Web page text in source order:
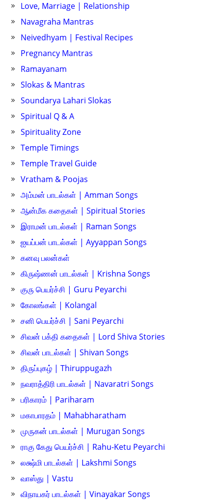
Love, Marriage | Relationship
Navagraha Mantras
Neivedhyam | Festival Recipes
Pregnancy Mantras
Ramayanam
Slokas & Mantras
Soundarya Lahari Slokas
Spiritual Q & A
Spirituality Zone
Temple Timings
Temple Travel Guide
Vratham & Poojas
அம்மன் பாடல்கள் | Amman Songs
ஆன்மீக கதைகள் | Spiritual Stories
இராமன் பாடல்கள் | Raman Songs
ஐயப்பன் பாடல்கள் | Ayyappan Songs
கனவு பலன்கள்
கிருஷ்ணன் பாடல்கள் | Krishna Songs
குரு பெயர்ச்சி | Guru Peyarchi
கோலங்கள் | Kolangal
சனி பெயர்ச்சி | Sani Peyarchi
சிவன் பக்தி கதைகள் | Lord Shiva Stories
சிவன் பாடல்கள் | Shivan Songs
திருப்புகழ் | Thiruppugazh
நவராத்திரி பாடல்கள் | Navaratri Songs
பரிகாரம் | Pariharam
மகாபாரதம் | Mahabharatham
முருகன் பாடல்கள் | Murugan Songs
ராகு கேது பெயர்ச்சி | Rahu-Ketu Peyarchi
லக்ஷ்மி பாடல்கள் | Lakshmi Songs
வாஸ்து | Vastu
விநாயகர் பாடல்கள் | Vinayakar Songs